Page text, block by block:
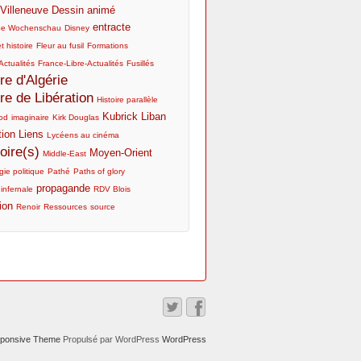
Dessin animé
Wochenschau Disney entracte
histoire Fleur au fusil Formations
France-Libre-Actualités Fusillés
d'Algérie
de Libération Histoire parallèle
imaginaire Kirk Douglas Kubrick Liban
Liens Lycéens au cinéma
Middle-East Moyen-Orient
politique Pathé Paths of glory
propagande RDV Blois
Renoir Ressources source
ThemePropulsé par WordPress WordPress